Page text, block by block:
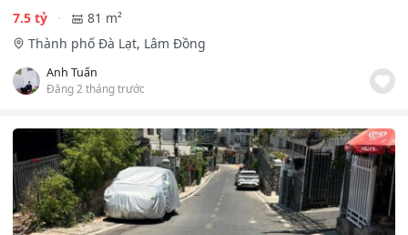
7.5 tỷ
81 m²
Thành phố Đà Lạt, Lâm Đồng
Anh Tuấn
Đăng 2 tháng trước